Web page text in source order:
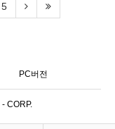
5
PC버전
- CORP.